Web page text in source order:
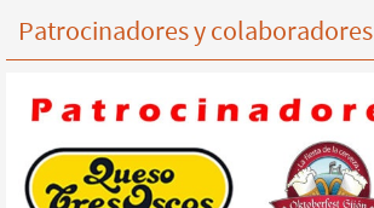
Patrocinadores y colaboradores